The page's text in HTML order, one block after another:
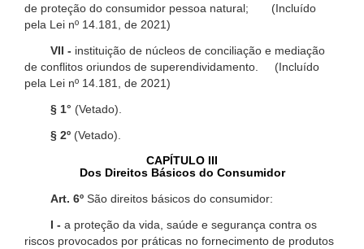
de proteção do consumidor pessoa natural; (Incluído
pela Lei nº 14.181, de 2021)
VII - instituição de núcleos de conciliação e mediação
de conflitos oriundos de superendividamento. (Incluído
pela Lei nº 14.181, de 2021)
§ 1° (Vetado).
§ 2º (Vetado).
CAPÍTULO III
Dos Direitos Básicos do Consumidor
Art. 6º São direitos básicos do consumidor:
I - a proteção da vida, saúde e segurança contra os
riscos provocados por práticas no fornecimento de produtos